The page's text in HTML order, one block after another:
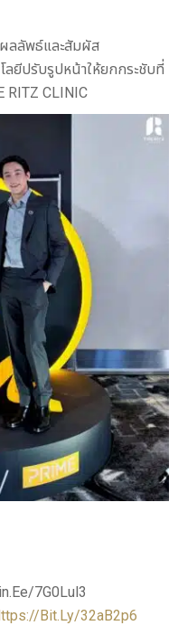
ลลัพธ์และสัมผัส
ลยีปรับรูปหน้าให้ยกกระชับที่
RITZ CLINIC
7G0Lul3
bit.ly/32aB2p6